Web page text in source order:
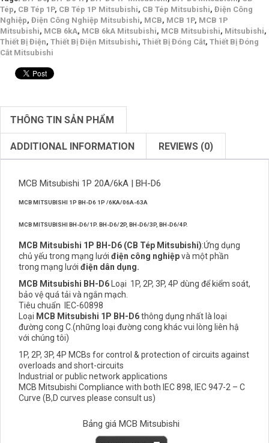
Tép, CB Tép 1P, CB Tép 1P Mitsubishi, CB Tép Mitsubishi, Điện Công
Nghiệp, Điện Công Nghiệp Mitsubishi, MCB, MCB 1P, MCB 1P
Mitsubishi, MCB 6kA, MCB 6kA Mitsubishi, MCB Mitsubishi, Mitsubishi,
Thiết Bị Điện, Thiết Bị Điện Mitsubishi, Thiết Bị Đóng Cắt, Thiết Bị Đóng
Cắt Mitsubishi
THÔNG TIN SẢN PHẨM
ADDITIONAL INFORMATION REVIEWS (0)
MCB Mitsubishi 1P 20A/6kA | BH-D6
MCB MITSUBISHI 1P BH-D6 1P /6KA/06A-63A
MCB MITSUBISHI BH-D6/1P. BH-D6/2P, BH-D6/3P, BH-D6/4P.
MCB Mitsubishi 1P BH-D6 (CB Tép Mitsubishi):Ứng dụng
chủ yếu trong mạng lưới điện công nghiệpvà một phần
trong mạng lưới điện dân dụng.
MCB Mitsubishi BH-D6Loại 1P, 2P, 3P, 4P dùng để kiểm soát,
bảo vệ quá tải và ngắn mạch.
Tiêu chuẩn IEC-60898
Loại MCB Mitsubishi 1P BH-D6thông dụng nhất là loại
đường cong C.(những loại đường cong khác vui lòng liên hậ
với chúng tôi)
1P, 2P, 3P, 4P MCBs for control & protection of circuits against
overloads and short-circuits
Industrial or public network applications
MCB Mitsubishi Compliance with both IEC 898, IEC 947-2 – C
Curve (B,D curves please consult us)
Bảng giá MCB Mitsubishi